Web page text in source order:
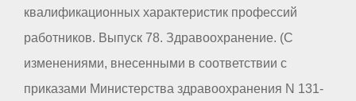
квалификационных характеристик профессий
работников. Выпуск 78. Здравоохранение. (С
изменениями, внесенными в соответствии с
приказами Министерства здравоохранения N 131-